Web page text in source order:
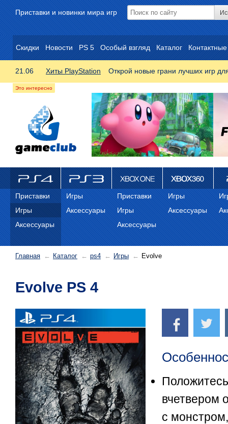
Приставки и новинки мира игр
Скидки Новости PS 5 Особый взгляд Каталог
21.06 Хиты PlayStation Открой новые грани лучших игр
ps4
Приставки
Игры
Аксессуары
PS3
Игры
Аксессуары
Xbox One
Приставки
Игры
Аксессуары
Xbox 360
Игры
Аксессуары
Главная Каталог ps4 Игры Evolve
Evolve PS 4
вчетвером
с